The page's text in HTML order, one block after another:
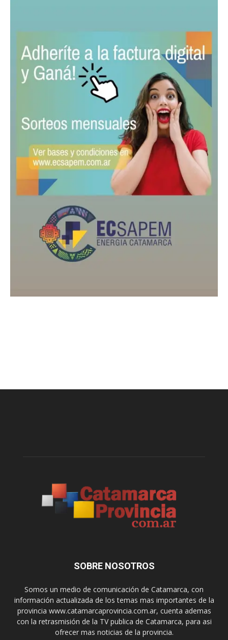
SOBRE NOSOTROS
Somos un medio de comunicación de Catamarca, con
información actualizada de los temas mas importantes de la
provincia www.catamarcaprovincia.com.ar, cuenta ademas
con la retrasmisión de la TV publica de Catamarca, para asi
ofrecer mas noticias de la provincia.